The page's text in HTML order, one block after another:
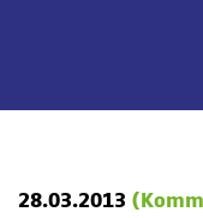
28.03.2013